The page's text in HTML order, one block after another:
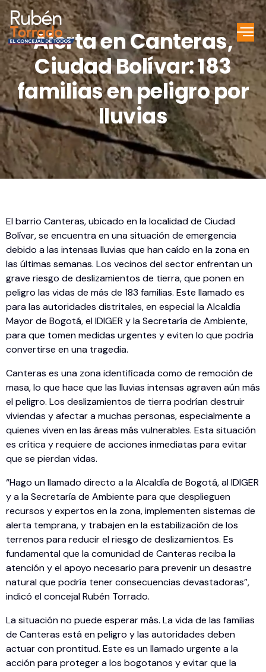
Alerta en Canteras,
Ciudad Bolívar: 183
familias en peligro por
lluvias
El barrio Canteras, ubicado en la localidad de Ciudad
Bolívar, se encuentra en una situación de emergencia
debido a las intensas lluvias que han caído en la zona en
las últimas semanas. Los vecinos del sector enfrentan un
grave riesgo de deslizamientos de tierra, que ponen en
peligro las vidas de más de 183 familias. Este llamado es
para las autoridades distritales, en especial la Alcaldía
Mayor de Bogotá, el IDIGER y la Secretaría de Ambiente,
para que tomen medidas urgentes y eviten lo que podría
convertirse en una tragedia.
Canteras es una zona identificada como de remoción de
masa, lo que hace que las lluvias intensas agraven aún más
el peligro. Los deslizamientos de tierra podrían destruir
viviendas y afectar a muchas personas, especialmente a
quienes viven en las áreas más vulnerables. Esta situación
es crítica y requiere de acciones inmediatas para evitar
que se pierdan vidas.
“Hago un llamado directo a la Alcaldía de Bogotá, al IDIGER
y a la Secretaría de Ambiente para que desplieguen
recursos y expertos en la zona, implementen sistemas de
alerta temprana, y trabajen en la estabilización de los
terrenos para reducir el riesgo de deslizamientos. Es
fundamental que la comunidad de Canteras reciba la
atención y el apoyo necesario para prevenir un desastre
natural que podría tener consecuencias devastadoras”,
indicó el concejal Rubén Torrado.
La situación no puede esperar más. La vida de las familias
de Canteras está en peligro y las autoridades deben
actuar con prontitud. Este es un llamado urgente a la
acción para proteger a los bogotanos y evitar que la